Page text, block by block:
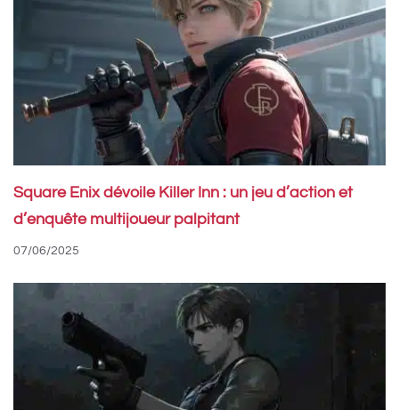
Square Enix dévoile Killer Inn : un jeu d’action et
d’enquête multijoueur palpitant
07/06/2025